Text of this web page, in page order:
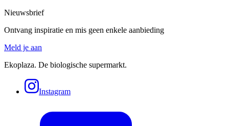
Nieuwsbrief
Ontvang inspiratie en mis geen enkele aanbieding
Meld je aan
Ekoplaza. De biologische supermarkt.
Instagram